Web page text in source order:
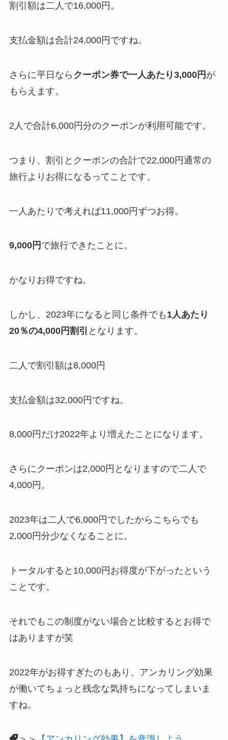
割引額は二人で16,000円。
支払金額は合計24,000円ですね。
さらに平日なら クーポン券で一人あたり3,000円 が
もらえます。
2人で合計6,000円分のクーポンが利用可能です。
つまり、割引とクーポンの合計で22,000円通常の
旅行よりお得になるってことです。
一人あたりで考えれば11,000円ずつお得。
9,000円 で旅行できたことに。
かなりお得ですね。
しかし、2023年になると同じ条件でも 1人あたり
20％の4,000円割引 となります。
二人で割引額は8,000円
支払金額は32,000円ですね。
8,000円だけ2022年より増えたことになります。
さらにクーポンは2,000円となりますので二人で
4,000円。
2023年は二人で6,000円でしたからこちらでも
2,000円分少なくなることに。
トータルすると10,000円お得度が下がったという
ことです。
それでもこの制度がない場合と比較するとお得で
はありますが笑
2022年がお得すぎたのもあり、アンカリング効果
が働いてちょっと残念な気持ちになってしまいま
すね。